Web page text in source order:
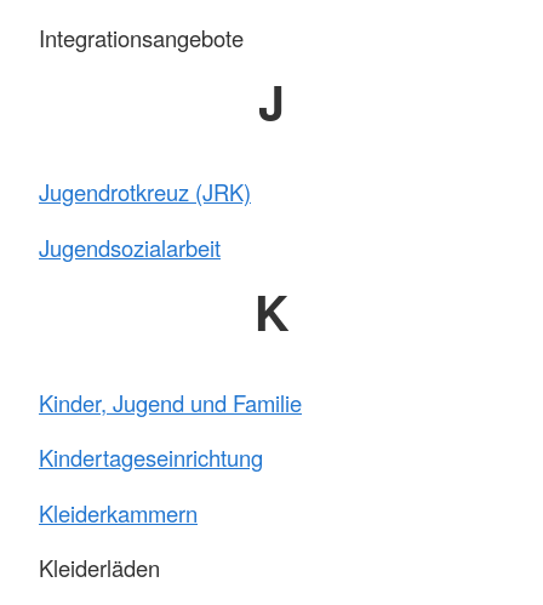
Integrationsangebote
J
Jugendrotkreuz (JRK)
Jugendsozialarbeit
K
Kinder, Jugend und Familie
Kindertageseinrichtung
Kleiderkammern
Kleiderläden